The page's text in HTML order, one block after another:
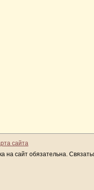
сайта
на сайт обязательна.